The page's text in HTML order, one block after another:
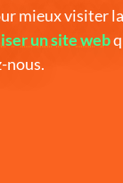
mieux visiter
un site web
nous.